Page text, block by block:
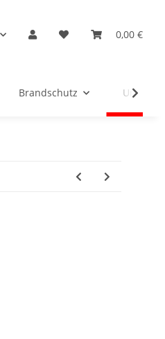
0,00 €
Brandschutz